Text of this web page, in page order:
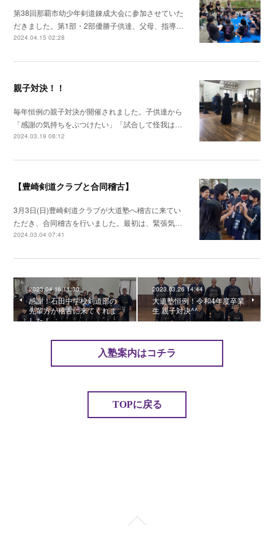
第38回那覇市幼少年剣道錬成大会に参加させていた
だきました。第1部・2部優勝子供達、父母、指導…
2024.04.15 02:28
親子対決！！
毎年恒例の親子対決が開催されました。子供達から
「感謝の気持ちをぶつけたい」「試合して怪我は…
2024.03.19 08:12
【豊崎剣道クラブと合同稽古】
3月3日(日)豊崎剣道クラブが大道塾へ稽古に来てい
ただき、合同稽古を行いました。最初は、緊張気…
2024.03.04 07:41
2023.04.16 11:30
感謝！石田中学校剣道部の
先輩方が稽古に来てくれま
した！
2023.03.26 14:44
大道塾恒例！令和4年度卒業
生 親子対決^^
入塾案内はコチラ
TOPに戻る